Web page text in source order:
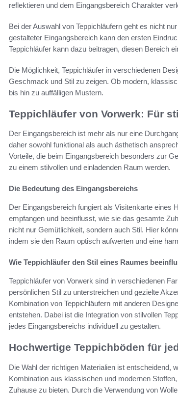
reflektieren und dem Eingangsbereich Charakter
Bei der Auswahl von Teppichläufern geht es nicht
gestalteter Eingangsbereich kann den ersten
Teppichläufer kann dazu beitragen, diesen Bereich
Die Möglichkeit, Teppichläufer in verschiedenen
Geschmack und Stil zu zeigen. Ob modern,
bis hin zu auffälligen Mustern.
Teppichläufer von Vorwerk: Für
Der Eingangsbereich ist mehr als nur eine
daher sowohl funktional als auch ästhetisch
Vorteile, die beim Eingangsbereich besonders zur
zu einem stilvollen und einladenden Raum werden.
Die Bedeutung des Eingangsbereichs
Der Eingangsbereich fungiert als Visitenkarte eines
empfangen und beeinflusst, wie sie das gesamte
nicht nur Gemütlichkeit, sondern auch Stil. Hier
indem sie den Raum optisch aufwerten und eine
Wie Teppichläufer den Stil eines Raumes
Teppichläufer von Vorwerk sind in verschiedenen
persönlichen Stil zu unterstreichen und gezielte
Kombination von Teppichläufern mit anderen
entstehen. Dabei ist die Integration von stilvollen
jedes Eingangsbereichs individuell zu gestalten.
Hochwertige Teppichböden für
Die Wahl der richtigen Materialien ist entscheidend,
Kombination aus klassischen und modernen
Zuhause zu bieten. Durch die Verwendung von